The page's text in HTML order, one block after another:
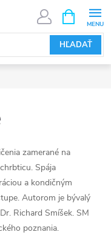
HĽADAŤ
KOŠÍK
zamerané na
Spája
a kondičným
Autorom je bývalý
Richard Smíšek. SM
poznania.